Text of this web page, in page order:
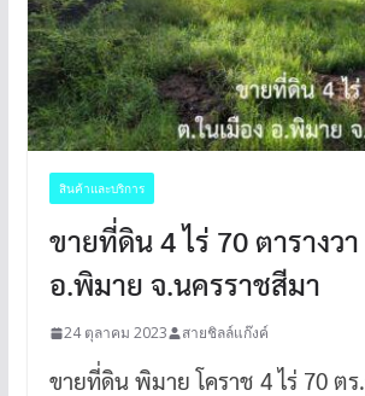
สินค้าและบริการ
ขายที่ดิน 4 ไร่ 70 ตารางวา
อ.พิมาย จ.นครราชสีมา
24 ตุลาคม 2023 สายชิลล์แก๊งค์
ขายที่ดิน พิมาย โคราช 4 ไร่ 70 ตร